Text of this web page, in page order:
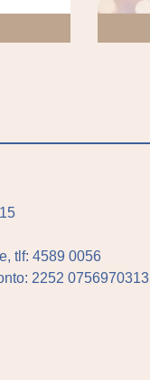
tlf: 4589 0056
2252 0756970313